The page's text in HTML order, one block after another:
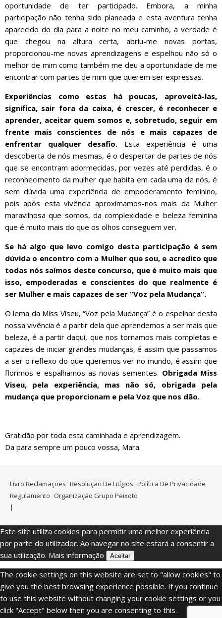
oportunidade de ter participado. Embora, a minha
participação não tenha sido planeada e esta aventura tenha
aparecido do dia para a noite no meu caminho, a verdade é
que chegou na altura certa, abriu-me novas portas,
proporcionou-me novas aprendizagens e espelhou não só o
melhor de mim como também me deu a oportunidade de me
encontrar com partes de mim que querem ser expressas.
Experiências como estas há poucas, aproveitá-las,
significa, sair fora da caixa, é crescer, é reconhecer e
aprender, aceitar quem somos e, sobretudo, seguir em
frente mais conscientes de nós e mais capazes de
enfrentar qualquer desafio. Esta experiência é uma
descoberta de nós mesmas, é o despertar de partes de nós
que se encontram adormecidas, por vezes até perdidas, é o
reconhecimento da mulher que habita em cada uma de nós, é
sem dúvida uma experiência de empoderamento feminino,
pois após esta vivência aproximamos-nos mais da Mulher
maravilhosa que somos, da complexidade e beleza feminina
que é muito mais do que os olhos conseguem ver.
Se há algo que levo comigo desta participação é sem
dúvida o encontro com a Mulher que sou, e acredito que
todas nós saímos deste concurso, que é muito mais que
isso, empoderadas e conscientes do que realmente é
ser Mulher e mais capazes de ser “Voz pela Mudança”.
O lema da Miss Viseu, “Voz pela Mudança” é o espelhar desta
nossa vivência é a partir dela que aprendemos a ser mais que
beleza, é a partir daqui, que nos tornamos mais completas e
capazes de iniciar grandes mudanças, é assim que passamos
a ser o reflexo do que queremos ver no mundo, é assim que
florimos e espalhamos as novas sementes. Obrigada Miss
Viseu, pela experiência, mas não só, obrigada pela
mudança que proporcionam e pela Voz que nos dão.
Gratidão por toda esta caminhada e aprendizagem.
Da para sempre um pouco vossa, Mara.
Livro Reclamações Resolução De Litígios Política De Privacidade
Regulamento Organização Grupo Peixoto
Este site utiliza cookies para permitir uma melhor experiência
por parte do utilizador. Ao navegar no site estará a consentir a
sua utilização. Mais informação Aceitar
The cookie settings on this website are set to "allow cookies" to
give you the best browsing experience possible. If you continue
to use this website without changing your cookie settings or you
click "Accept" below then you are consenting to this.